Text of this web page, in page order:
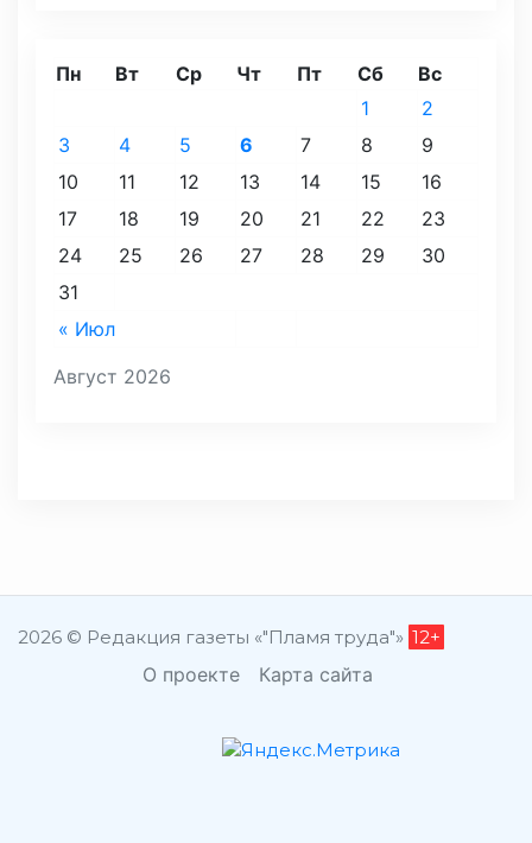
Август 2026
Пн Вт Ср Чт Пт Сб Вс
« Июл
1
2
3
4 5 6 7 8
9
10
11 12 13 14 15
16
17
18 19 20 21 22
23
24
25 26 27 28 29
30
31
2026 © Редакция газеты «"Пламя труда"» 12+
О проекте Карта сайта